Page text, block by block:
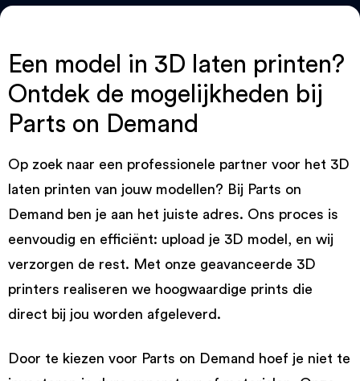
Een model in 3D laten printen?
Ontdek de mogelijkheden bij
Parts on Demand
Op zoek naar een professionele partner voor het 3D
laten printen van jouw modellen? Bij Parts on
Demand ben je aan het juiste adres. Ons proces is
eenvoudig en efficiënt: upload je 3D model, en wij
verzorgen de rest. Met onze geavanceerde 3D
printers realiseren we hoogwaardige prints die
direct bij jou worden afgeleverd.
Door te kiezen voor Parts on Demand hoef je niet te